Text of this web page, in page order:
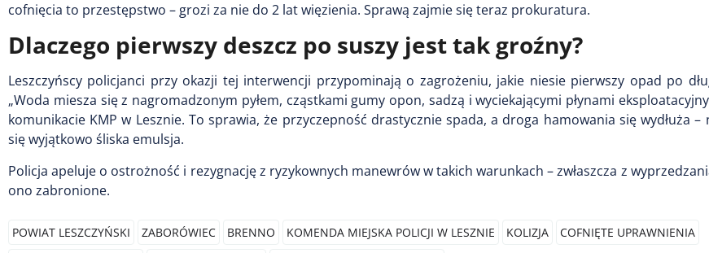
cofnięcia to przestępstwo – grozi za nie do 2 lat więzienia. Sprawą zajmie się teraz prokuratura.
Dlaczego pierwszy deszcz po suszy jest tak groźny?
Leszczyńscy policjanci przy okazji tej interwencji przypominają o zagrożeniu, jakie niesie pierwszy opad po
„Woda miesza się z nagromadzonym pyłem, cząstkami gumy opon, sadzą i wyciekającymi płynami
komunikacie KMP w Lesznie. To sprawia, że przyczepność drastycznie spada, a droga hamowania się wydłuża
się wyjątkowo śliska emulsja.
Policja apeluje o ostrożność i rezygnację z ryzykownych manewrów w takich warunkach – zwłaszcza z
ono zabronione.
POWIAT LESZCZYŃSKI ZABORÓWIEC BRENNO KOMENDA MIEJSKA POLICJI W LESZNIE KOLIZJA
COFNIĘTE UPRAWNIENIA